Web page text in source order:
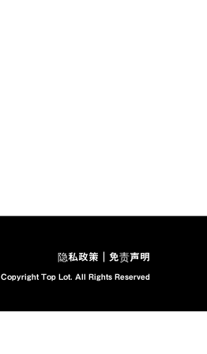
隐私政策｜免责声明
Copyright Top Lot. All Rights Reserved